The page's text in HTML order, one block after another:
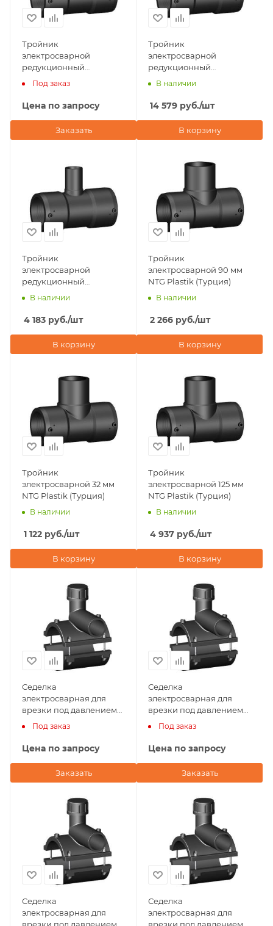
Тройник
электросварной
редукционный
50х40х50 мм NTG Plastik
(Турция)
Под заказ
Цена по запросу
Заказать
Тройник
электросварной
редукционный
160х110х160 мм NTG
В наличии
14 579 руб./шт
В корзину
Тройник
электросварной
редукционный
110х63х110 мм NTG Plastik
В наличии
4 183 руб./шт
В корзину
Тройник
электросварной 90 мм
NTG Plastik (Турция)
В наличии
2 266 руб./шт
В корзину
Тройник
электросварной 32 мм
NTG Plastik (Турция)
В наличии
1 122 руб./шт
В корзину
Тройник
электросварной 125 мм
NTG Plastik (Турция)
В наличии
4 937 руб./шт
В корзину
Седелка
электросварная для
врезки под давлением
75х20 NTG Plastik
(Турция)
Под заказ
Цена по запросу
Заказать
Седелка
электросварная для
врезки под давлением
63х50 NTG Plastik
Под заказ
Цена по запросу
Заказать
Седелка
электросварная для
Седелка
электросварная для